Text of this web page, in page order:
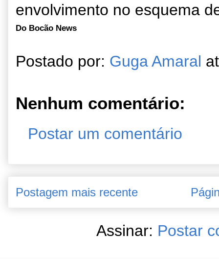
envolvimento no esquema
Do Bocão News
Postado por: Guga Amaral
Nenhum comentário:
Postar um comentário
Postagem mais recente
Assinar: Postar